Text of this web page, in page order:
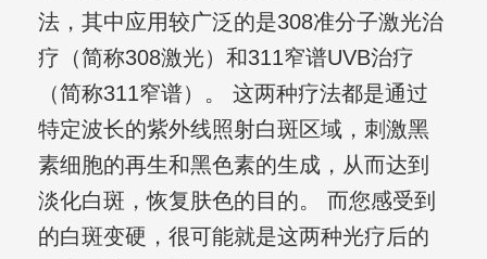
法，其中应用较广泛的是308准分子激光治
疗（简称308激光）和311窄谱UVB治疗
（简称311窄谱）。 这两种疗法都是通过
特定波长的紫外线照射白斑区域，刺激黑
素细胞的再生和黑色素的生成，从而达到
淡化白斑，恢复肤色的目的。 而您感受到
的白斑变硬，很可能就是这两种光疗后的